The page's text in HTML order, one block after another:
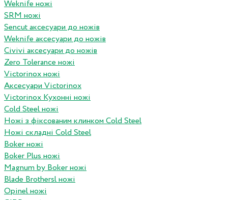
Weknife ножі
SRM ножі
Sencut аксесуари до ножів
Weknife аксесуари до ножів
Civivi аксесуари до ножів
Zero Tolerance ножі
Victorinox ножі
Аксесуари Victorinox
Victorinox Кухонні ножі
Cold Steel ножі
Ножі з фіксованим клинком Cold Steel
Ножі складні Cold Steel
Boker ножі
Boker Plus ножі
Magnum by Boker ножі
Blade Brothersl ножі
Opinel ножі